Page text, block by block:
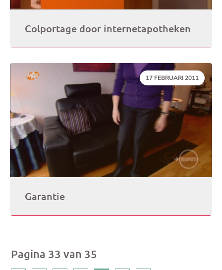
Colportage door internetapotheken
DATUM:
17 FEBRUARI 2011
Garantie
Pagina 33 van 35